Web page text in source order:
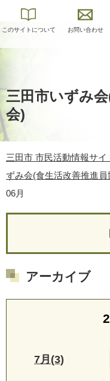
このサイトについて お問い合わせ
三田市いずみ
会)
三田市 市民活動情報サイ
ずみ会(食生活改善推進員
06月
アーカイブ
7月(3)